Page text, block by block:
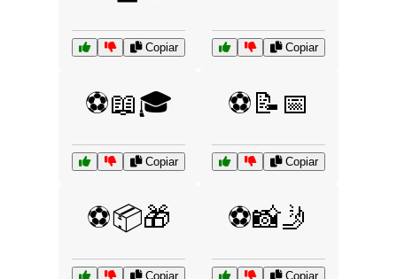
Copiar Copiar
⚽📖🎓
Copiar
⚽📝📅
Copiar
⚽📦🎁
Copiar
⚽📸🤳
Copiar